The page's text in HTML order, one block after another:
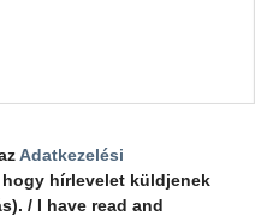
Adatkezelési
hírlevelet küldjenek
/ I have read and